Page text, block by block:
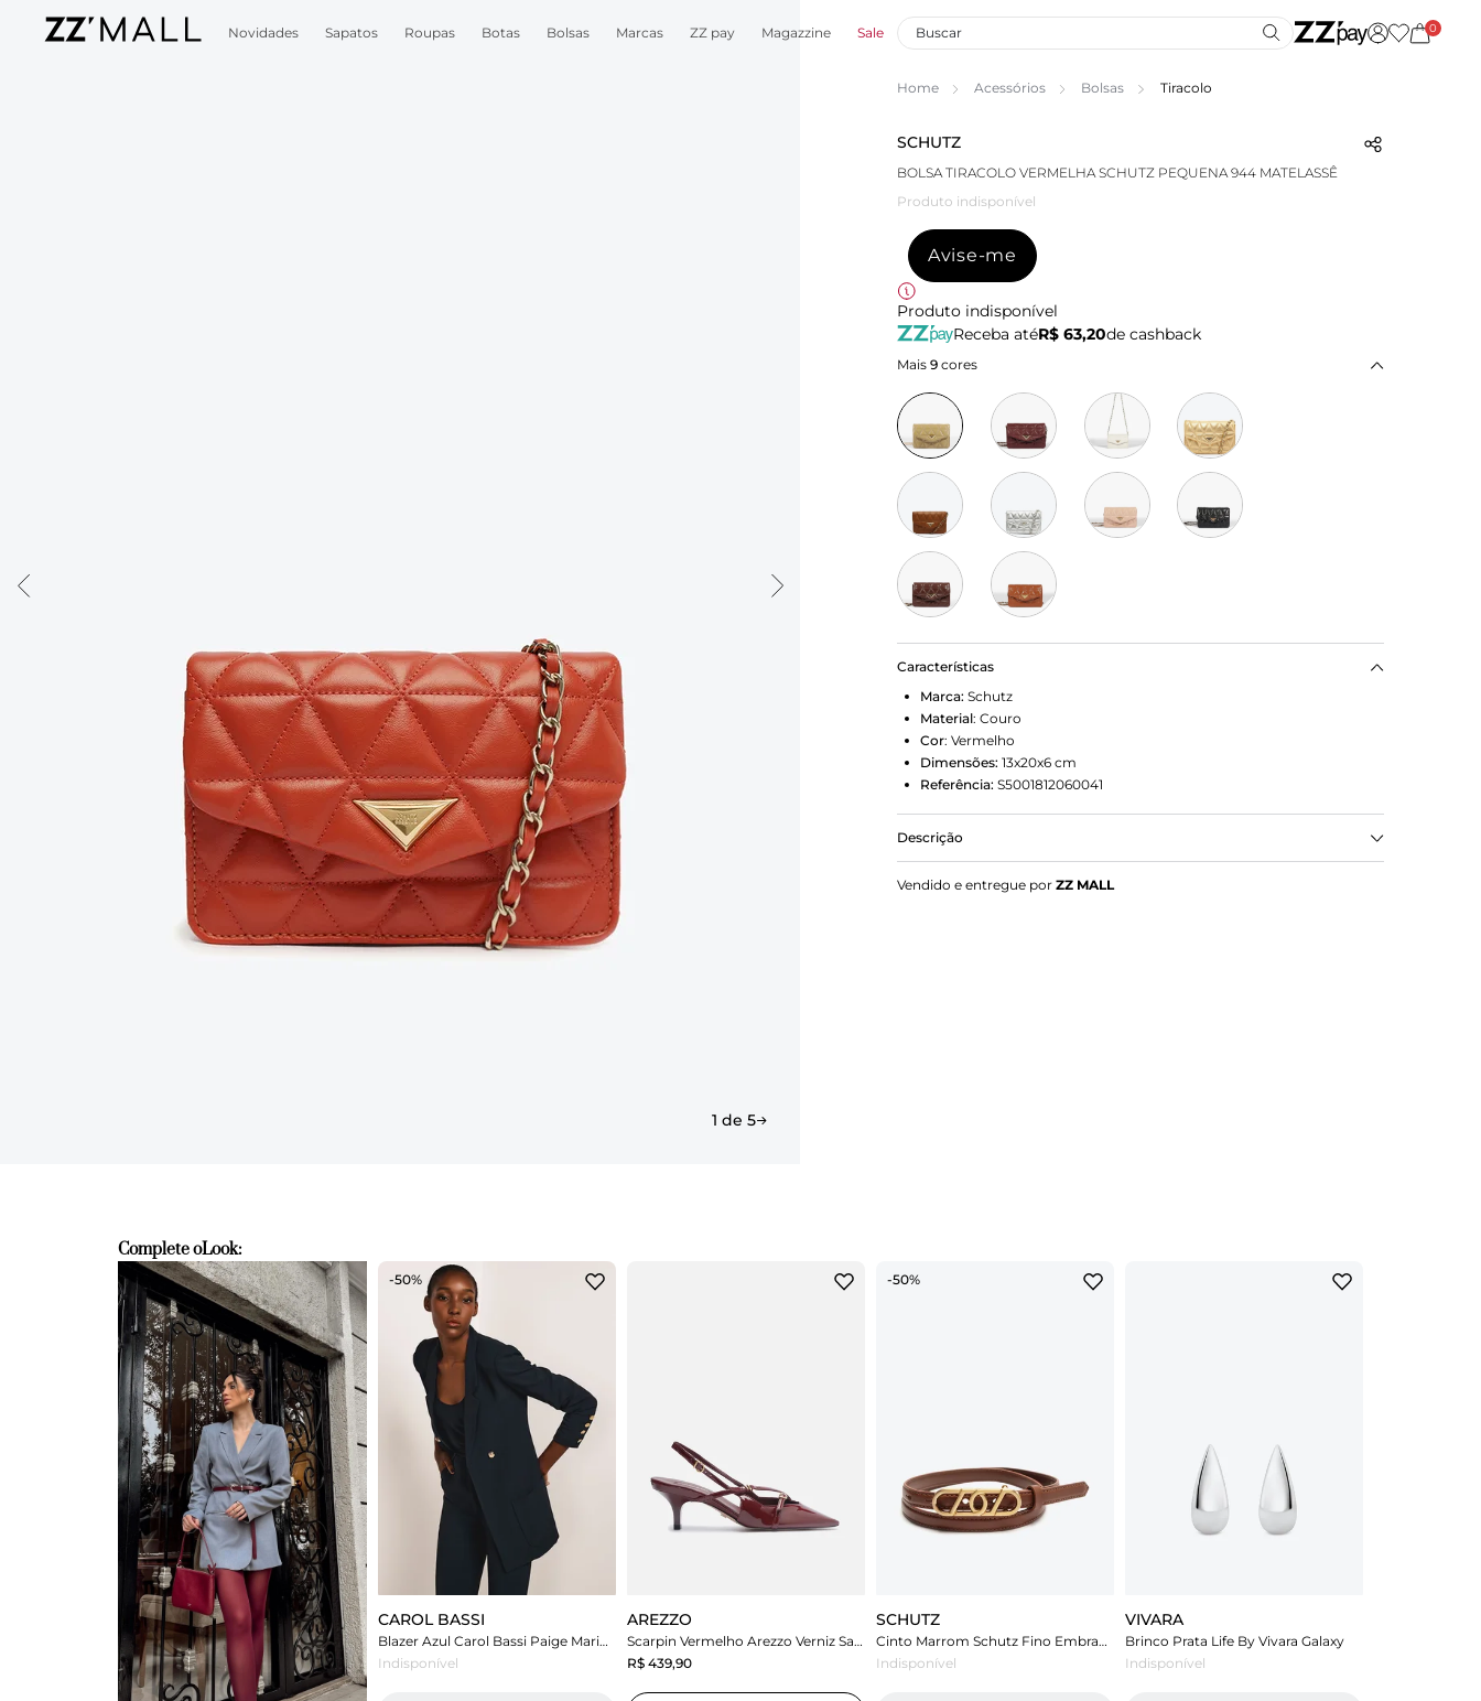
Novidades Sapatos Roupas Botas Bolsas Marcas ZZ pay Magazzine Sale 0
1 de 5
Home Acessórios Bolsas Tiracolo
SCHUTZ
BOLSA TIRACOLO VERMELHA SCHUTZ PEQUENA 944 MATELASSÊ
Produto indisponível
Avise-me
Produto indisponível
Receba atéR$ 63,20de cashback
Mais 9 cores
Características
Marca: Schutz
Material: Couro
Cor: Vermelho
Dimensões: 13x20x6 cm
Referência: S5001812060041
Descrição
Bolsa Schutz Pequena Tiracolo 944 Matelassê Vermelha
Vendido e entregue por ZZ MALL
Complete oLook:
-50%
CAROL BASSI
Blazer Azul Carol Bassi Paige Marinho
Indisponível
AREZZO
Scarpin Vermelho Arezzo Verniz Salto Médio Slingback Amélia
R$ 439,90
-50%
SCHUTZ
Cinto Marrom Schutz Fino Embrace Couro
Indisponível
VIVARA
Brinco Prata Life By Vivara Galaxy
Indisponível